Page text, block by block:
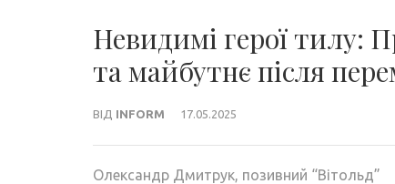
Невидимі герої тилу:
та майбутнє після
ВІД INFORM 17.05.2025
Олександр Дмитрук, позивний “Вітольд”